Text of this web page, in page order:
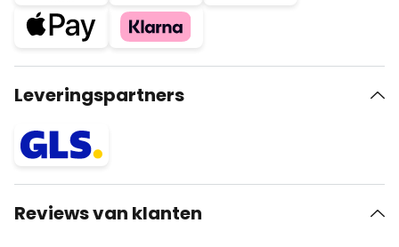
Leveringspartners
Reviews van klanten